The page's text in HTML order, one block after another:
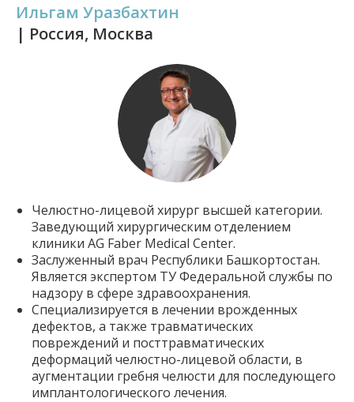
Ильгам Уразбахтин
| Россия, Москва
Челюстно-лицевой хирург высшей категории.
Заведующий хирургическим отделением
клиники AG Faber Medical Center.
Заслуженный врач Республики Башкортостан.
Является экспертом ТУ Федеральной службы по
надзору в сфере здравоохранения.
Специализируется в лечении врожденных
дефектов, а также травматических
повреждений и посттравматических
деформаций челюстно-лицевой области, в
аугментации гребня челюсти для последующего
имплантологического лечения.